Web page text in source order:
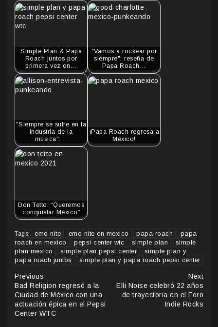
Simple Plan & Papa
Roach juntos por
primera vez en…
"Vamos a rockear por
siempre": reseña de
Papa Roach…
"Siempre se sufre en la
industria de la
música":…
¡Papa Roach regresa a
México!
Don Tetto: “Queremos
conquistar México”
Tags: emo nite emo nite en mexico papa roach
papa
roach en mexico
pepsi center wtc simple plan
simple
plan mexico
simple plan pepsi center
simple plan y
papa roach juntos
simple plan y papa roach pepsi center
Continue
Reading
Previous
Bad Religion regresó a la
Ciudad de México con una
actuación épica en el Pepsi
Center WTC
Next
Elli Noise celebró 22 años
de trayectoria en el Foro
Indie Rocks